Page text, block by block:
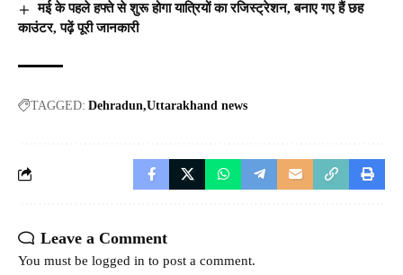
मई के पहले हफ्ते से शुरू होगा यात्रियों का रजिस्ट्रेशन, बनाए गए हैं छह
काउंटर, पढ़ें पूरी जानकारी
TAGGED: Dehradun Uttarakhand news
Leave a Comment
You must be logged in to post a comment.